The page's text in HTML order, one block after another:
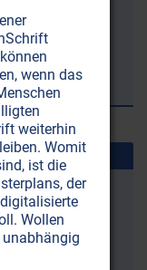
wenn das
weiterhin
Womit
ist die
der
Wollen